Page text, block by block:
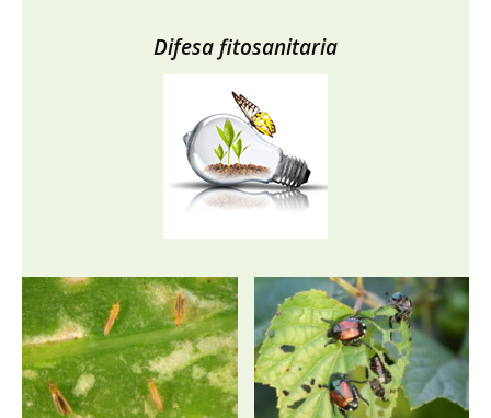
Difesa fitosanitaria